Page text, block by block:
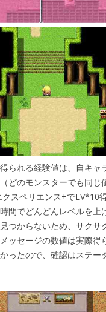
られる経験値は、自キャ
どのモンスターでも同じ
スペリエンス+でLV*10
間でどんどんレベルを上
つからないため、サクサ
ッセージの数値は実際得
ったので、確認はステー